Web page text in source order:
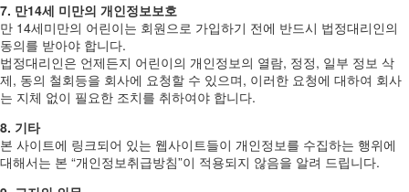
7. 만14세 미만의 개인정보보호
만 14세미만의 어린이는 회원으로 가입하기 전에 반드시 법정대리인의
동의를 받아야 합니다.
법정대리인은 언제든지 어린이의 개인정보의 열람, 정정, 일부 정보 삭
제, 동의 철회등을 회사에 요청할 수 있으며, 이러한 요청에 대하여 회사
는 지체 없이 필요한 조치를 취하여야 합니다.
8. 기타
본 사이트에 링크되어 있는 웹사이트들이 개인정보를 수집하는 행위에
대해서는 본 “개인정보취급방침”이 적용되지 않음을 알려 드립니다.